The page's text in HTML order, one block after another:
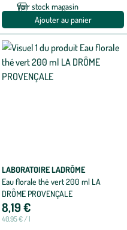
Voir stock magasin
Ajouter au panier
LABORATOIRE LADRÔME
Eau florale thé vert 200 ml LA
DRÔME PROVENÇALE
8,19 €
40,95 € / l